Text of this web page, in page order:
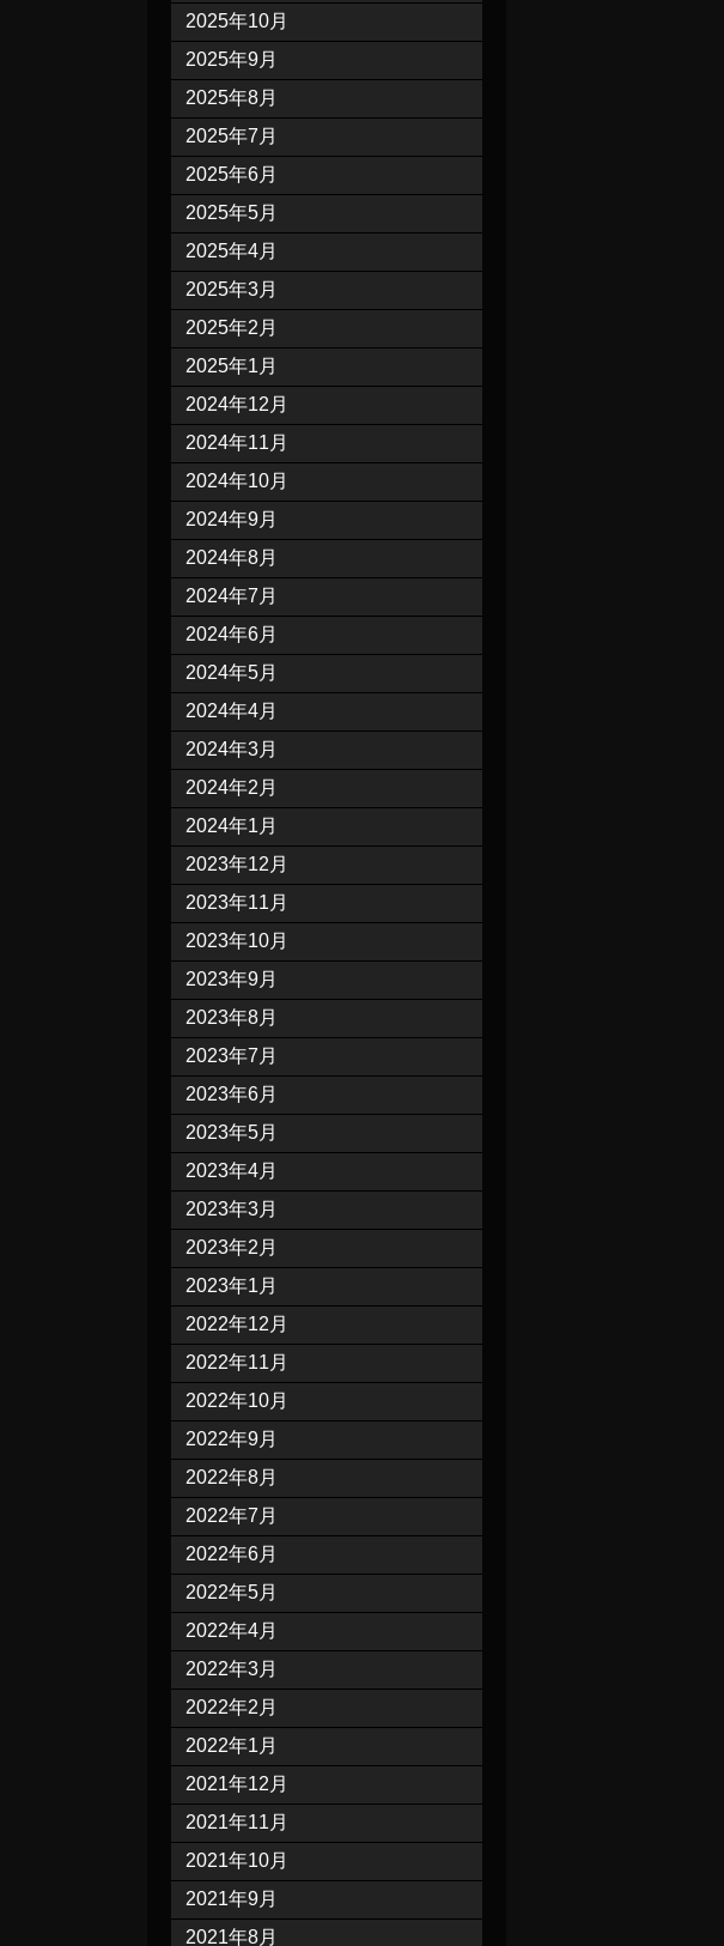
2025年10月
2025年9月
2025年8月
2025年7月
2025年6月
2025年5月
2025年4月
2025年3月
2025年2月
2025年1月
2024年12月
2024年11月
2024年10月
2024年9月
2024年8月
2024年7月
2024年6月
2024年5月
2024年4月
2024年3月
2024年2月
2024年1月
2023年12月
2023年11月
2023年10月
2023年9月
2023年8月
2023年7月
2023年6月
2023年5月
2023年4月
2023年3月
2023年2月
2023年1月
2022年12月
2022年11月
2022年10月
2022年9月
2022年8月
2022年7月
2022年6月
2022年5月
2022年4月
2022年3月
2022年2月
2022年1月
2021年12月
2021年11月
2021年10月
2021年9月
2021年8月